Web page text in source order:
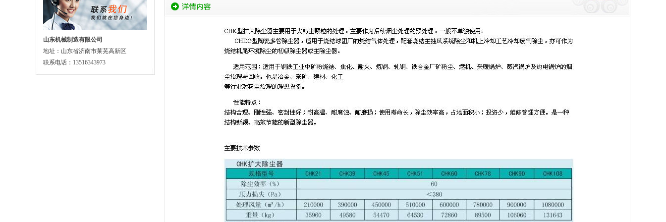
山东机械制造有限公司
地址：山东省济南市莱芜高新区
联系电话：13516343973